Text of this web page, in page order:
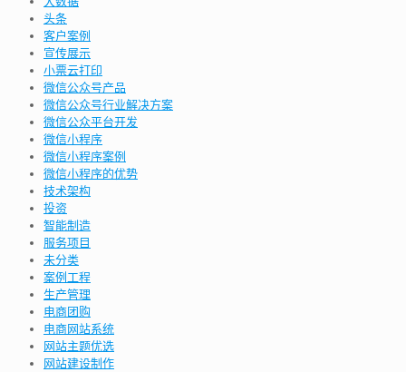
头条
客户案例
宣传展示
小票云打印
微信公众号产品
微信公众号行业解决方案
微信公众平台开发
微信小程序
微信小程序案例
微信小程序的优势
技术架构
投资
智能制造
服务项目
未分类
案例工程
生产管理
电商团购
电商网站系统
网站主题优选
网站建设制作